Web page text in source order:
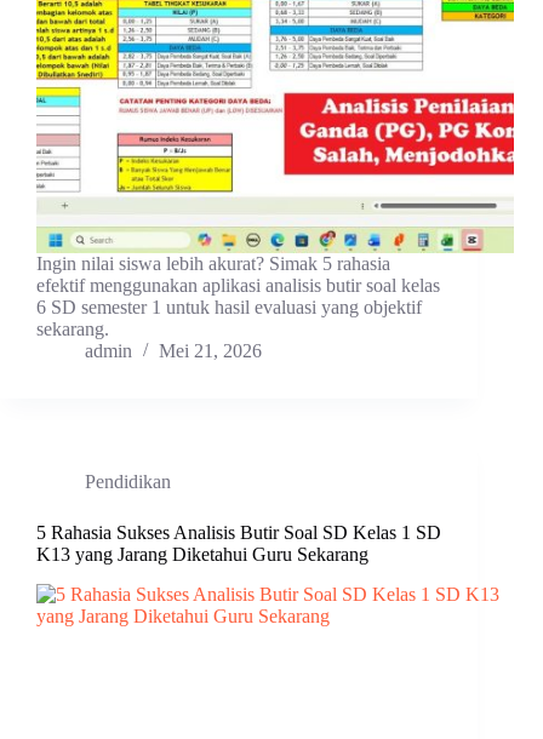
Ingin nilai siswa lebih akurat? Simak 5 rahasia
efektif menggunakan aplikasi analisis butir soal kelas
6 SD semester 1 untuk hasil evaluasi yang objektif
sekarang.
admin
Mei 21, 2026
Pendidikan
5 Rahasia Sukses Analisis Butir Soal SD Kelas 1 SD
K13 yang Jarang Diketahui Guru Sekarang